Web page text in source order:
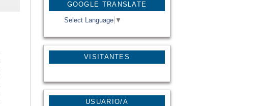
GOOGLE TRANSLATE
Select Language ▼
VISITANTES
USUARIO/A